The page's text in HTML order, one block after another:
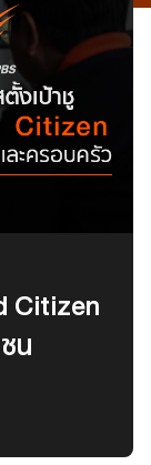
Citizen
น